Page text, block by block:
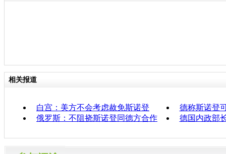
相关报道
白宫：美方不会考虑赦免斯诺登
德称斯诺登
俄罗斯：不阻挠斯诺登同德方合作
德国内政部